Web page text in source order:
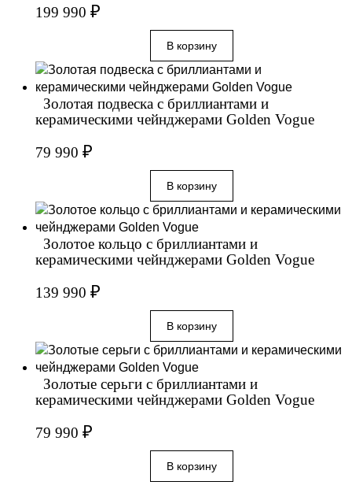
199 990 ₽
Золотая подвеска с бриллиантами и
керамическими чейнджерами Golden Vogue
79 990 ₽
Золотое кольцо с бриллиантами и
керамическими чейнджерами Golden Vogue
139 990 ₽
Золотые серьги с бриллиантами и
керамическими чейнджерами Golden Vogue
79 990 ₽